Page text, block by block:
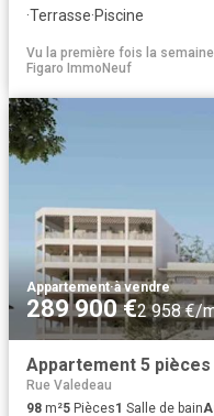
·Terrasse·Piscine
Vu la première fois la
Figaro ImmoNeuf
Appartement·à vendre
289 900 €2 958 €/
Appartement 5 pièces
Rue Valedeau
98 m²5 Pièces1 Salle de bain